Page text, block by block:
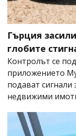
Гърция
глобите
Контролът се
приложението
подават
недвижими